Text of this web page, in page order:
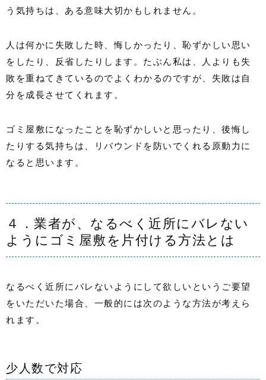
う気持ちは、ある意味大切かもしれません。
人は何かに失敗した時、悔しかったり、恥ずかしい思い
をしたり、反省したりします。たぶん私は、人よりも失
敗を重ねてきているのでよくわかるのですが、失敗は自
分を成長させてくれます。
ゴミ屋敷になったことを恥ずかしいと思ったり、後悔し
たりする気持ちは、リバウンドを防いでくれる原動力に
なると思います。
４．業者が、なるべく近所にバレない
ようにゴミ屋敷を片付ける方法とは
なるべく近所にバレないようにして欲しいというご要望
をいただいた場合、一般的には次のような方法が考えら
れます。
少人数で対応